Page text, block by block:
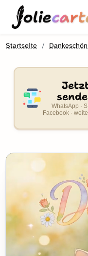
olie
Startseite Dankeschön
WhatsApp ·
Facebook ·